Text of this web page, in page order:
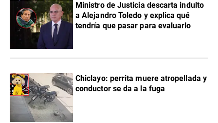
Ministro de Justicia descarta indulto
a Alejandro Toledo y explica qué
tendría que pasar para evaluarlo
Chiclayo: perrita muere atropellada y
conductor se da a la fuga